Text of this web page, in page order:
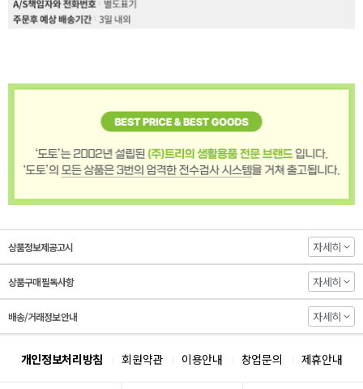
상품정보제공고시 자세히
상품구매 필독사항 자세히
배송/거래정보 안내 자세히
개인정보처리방침 회원약관 이용안내 창업문의 제휴안내